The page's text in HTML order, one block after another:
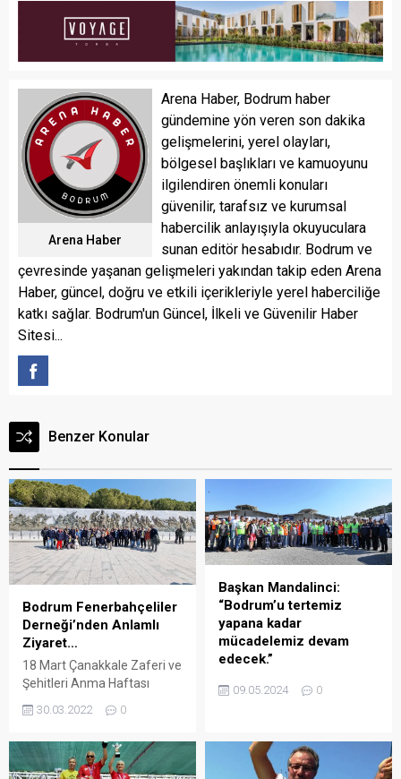
Arena Haber
Arena Haber, Bodrum haber
gündemine yön veren son dakika
gelişmelerini, yerel olayları,
bölgesel başlıkları ve kamuoyunu
ilgilendiren önemli konuları
güvenilir, tarafsız ve kurumsal
habercilik anlayışıyla okuyuculara
sunan editör hesabıdır. Bodrum ve
çevresinde yaşanan gelişmeleri yakından takip eden Arena
Haber, güncel, doğru ve etkili içerikleriyle yerel haberciliğe
katkı sağlar. Bodrum'un Güncel, İlkeli ve Güvenilir Haber
Sitesi...
Benzer Konular
Bodrum Fenerbahçeliler
Derneği’nden Anlamlı
Ziyaret…
18 Mart Çanakkale Zaferi ve
Şehitleri Anma Haftası
Fenerbahçeliler Derneği,
şehitlikleri ziyaret etti. Arena
Bodrum Haber – Gelibolu
30.03.2022 0
Başkan Mandalinci:
“Bodrum’u tertemiz
yapana kadar
mücadelemiz devam
edecek.”
Bodrum Belediye Başkanı
Tamer Mandalinci
yapıldı. Arena Bodrum
Haber – Bodrum’un her
09.05.2024 0